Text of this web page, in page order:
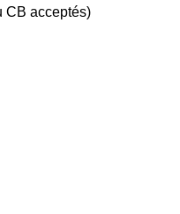
CB acceptés)